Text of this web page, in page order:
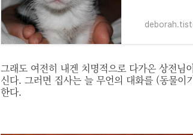
그래도 여전히 내겐 치명적으로 다가온 상전님
신다. 그러면 집사는 늘 무언의 대화를 (동물이
한다.